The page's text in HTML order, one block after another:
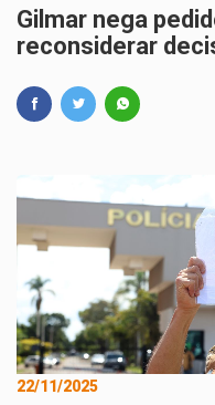
Gilmar nega
reconsiderar
22/11/2025